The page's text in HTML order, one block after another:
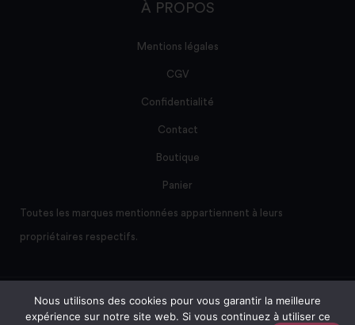
À PROPOS
Mentions légales
CGV
Confidentialité
Contact
Boutique
Panier
Toutes les marques mentionnées appartiennent à leurs
propriétaires respectifs.
Site créé et maintenu par AD/sum
Nous utilisons des cookies pour vous garantir la meilleure
expérience sur notre site web. Si vous continuez à utiliser ce